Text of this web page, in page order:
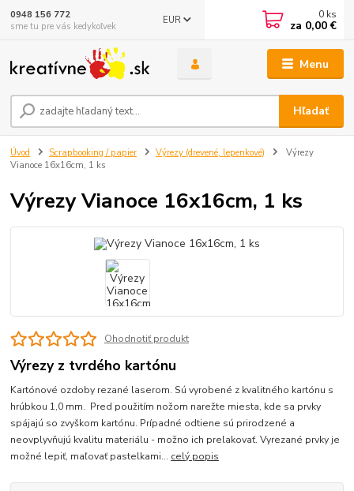
Menu
EUR
Hľadať
0948 156 772
sme tu pre vás kedykoľvek
0 ks
za 0,00 €
Úvod Scrapbooking / papier Výrezy (drevené, lepenkové)
Výrezy
Vianoce 16x16cm, 1 ks
Výrezy Vianoce 16x16cm, 1 ks
Ohodnotiť produkt
Výrezy z tvrdého kartónu
Kartónové ozdoby rezané laserom. Sú vyrobené z kvalitného kartónu s
hrúbkou 1,0 mm. Pred použitím nožom narežte miesta, kde sa prvky
spájajú so zvyškom kartónu. Prípadné odtiene sú prirodzené a
neovplyvňujú kvalitu materiálu - možno ich prelakovať. Vyrezané prvky je
možné lepiť, maľovať pastelkami... celý popis